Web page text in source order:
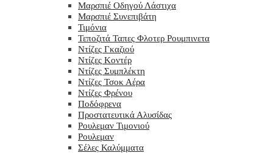
Μαρσπιέ Οδηγού Λάστιχα
Μαρσπιέ Συνεπιβάτη
Τιμόνια
Τεποζιτά Ταπες Φλοτερ Ρουμπινετα
Ντίζες Γκαζιού
Ντίζες Κοντέρ
Ντίζες Συμπλέκτη
Ντίζες Τσοκ Αέρα
Ντίζες Φρένου
Ποδόφρενα
Προστατευτικά Αλυσίδας
Ρουλεμαν Τιμονιού
Ρουλεμαν
Σέλες Καλύμματα